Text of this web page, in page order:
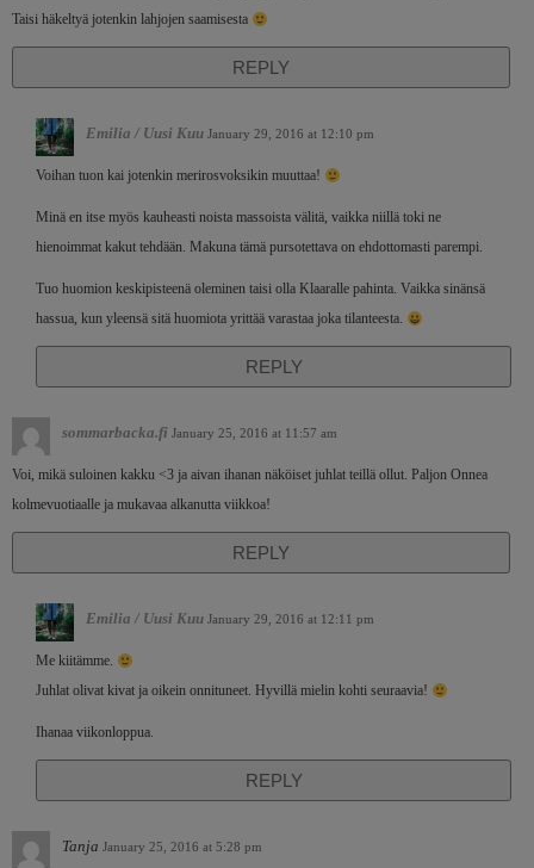
Taisi häkeltyä jotenkin lahjojen saamisesta
REPLY
Emilia / Uusi Kuu January 29, 2016 at 12:10 pm
Voihan tuon kai jotenkin merirosvoksikin muuttaa!
Minä en itse myös kauheasti noista massoista välitä, vaikka niillä toki ne
hienoimmat kakut tehdään. Makuna tämä pursotettava on ehdottomasti parempi.
Tuo huomion keskipisteenä oleminen taisi olla Klaaralle pahinta. Vaikka sinänsä
hassua, kun yleensä sitä huomiota yrittää varastaa joka tilanteesta.
REPLY
sommarbacka.fi January 25, 2016 at 11:57 am
Voi, mikä suloinen kakku <3 ja aivan ihanan näköiset juhlat teillä ollut. Paljon Onnea
kolmevuotiaalle ja mukavaa alkanutta viikkoa!
REPLY
Emilia / Uusi Kuu January 29, 2016 at 12:11 pm
Me kiitämme.
Juhlat olivat kivat ja oikein onnituneet. Hyvillä mielin kohti seuraavia!
Ihanaa viikonloppua.
REPLY
Tanja January 25, 2016 at 5:28 pm